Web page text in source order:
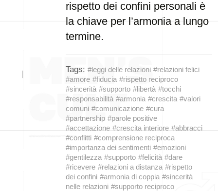
rispetto dei confini personali è
la chiave per l’armonia a lungo
termine.
Tags: #leggi delle relazioni #relazioni felici
#amore #fiducia #rispetto reciproco
#sincerità #supporto #libertà #tocchi
#responsabilità #armonia #crescita #valori
comuni #comunicazione #cura
#partnership #parole positive
#accettazione #crescita interiore #abbracci
#conflitti #comprensione reciproca
#importanza dei sentimenti #emozioni
#gentilezza #supporto #felicità #dare
#ricevere #relazioni a distanza #rispetto
dei confini #armonia di coppia #sincerità
nelle relazioni #supporto reciproco